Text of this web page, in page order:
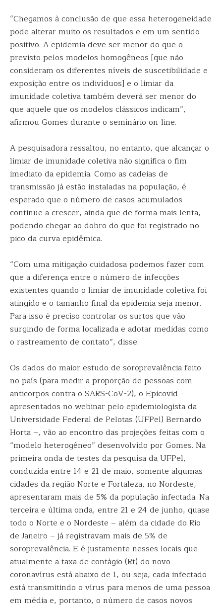
“Chegamos à conclusão de que essa heterogeneidade
pode alterar muito os resultados e em um sentido
positivo. A epidemia deve ser menor do que o
previsto pelos modelos homogêneos [que não
consideram os diferentes níveis de suscetibilidade e
exposição entre os indivíduos] e o limiar da
imunidade coletiva também deverá ser menor do
que aquele que os modelos clássicos indicam”,
afirmou Gomes durante o seminário on-line.
A pesquisadora ressaltou, no entanto, que alcançar o
limiar de imunidade coletiva não significa o fim
imediato da epidemia. Como as cadeias de
transmissão já estão instaladas na população, é
esperado que o número de casos acumulados
continue a crescer, ainda que de forma mais lenta,
podendo chegar ao dobro do que foi registrado no
pico da curva epidêmica.
“Com uma mitigação cuidadosa podemos fazer com
que a diferença entre o número de infecções
existentes quando o limiar de imunidade coletiva foi
atingido e o tamanho final da epidemia seja menor.
Para isso é preciso controlar os surtos que vão
surgindo de forma localizada e adotar medidas como
o rastreamento de contato”, disse.
Os dados do maior estudo de soroprevalência feito
no país (para medir a proporção de pessoas com
anticorpos contra o SARS-CoV-2), o Epicovid –
apresentados no webinar pelo epidemiologista da
Universidade Federal de Pelotas (UFPel) Bernardo
Horta –, vão ao encontro das projeções feitas com o
“modelo heterogêneo” desenvolvido por Gomes. Na
primeira onda de testes da pesquisa da UFPel,
conduzida entre 14 e 21 de maio, somente algumas
cidades da região Norte e Fortaleza, no Nordeste,
apresentaram mais de 5% da população infectada. Na
terceira e última onda, entre 21 e 24 de junho, quase
todo o Norte e o Nordeste – além da cidade do Rio
de Janeiro – já registravam mais de 5% de
soroprevalência. E é justamente nesses locais que
atualmente a taxa de contágio (Rt) do novo
coronavírus está abaixo de 1, ou seja, cada infectado
está transmitindo o vírus para menos de uma pessoa
em média e, portanto, o número de casos novos